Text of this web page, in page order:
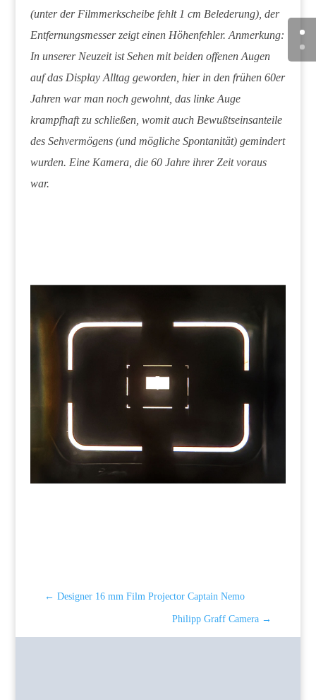
(unter der Filmmerkscheibe fehlt 1 cm Belederung), der
Entfernungsmesser zeigt einen Höhenfehler. Anmerkung:
In unserer Neuzeit ist Sehen mit beiden offenen Augen
auf das Display Alltag geworden, hier in den frühen 60er
Jahren war man noch gewohnt, das linke Auge
krampfhaft zu schließen, womit auch Bewußtseinsanteile
des Sehvermögens (und mögliche Spontanität) gemindert
wurden. Eine Kamera, die 60 Jahre ihrer Zeit voraus
war.
← Designer 16 mm Film Projector Captain Nemo
Philipp Graff Camera →